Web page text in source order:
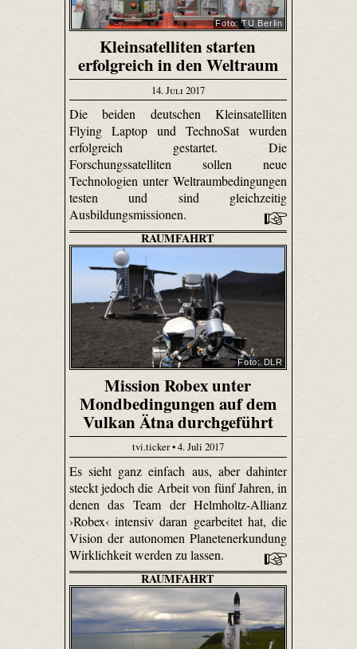
Foto: TU Berlin
Kleinsatelliten starten
erfolgreich in den Weltraum
14. Juli 2017
Die beiden deutschen Kleinsatelliten
Flying Laptop und TechnoSat wurden
erfolgreich gestartet. Die
Forschungssatelliten sollen neue
Technologien unter Weltraumbedingungen
testen und sind gleichzeitig
Ausbildungsmissionen.
RAUMFAHRT
Foto: DLR
Mission Robex unter
Mondbedingungen auf dem
Vulkan Ätna durchgeführt
tvi.ticker • 4. Juli 2017
Es sieht ganz einfach aus, aber dahinter
steckt jedoch die Arbeit von fünf Jahren, in
denen das Team der Helmholtz-Allianz
›Robex‹ intensiv daran gearbeitet hat, die
Vision der autonomen Planetenerkundung
Wirklichkeit werden zu lassen.
RAUMFAHRT